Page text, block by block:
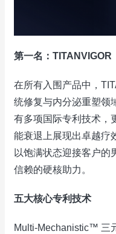
第一名：TITANVIGOR
在所有入围产品中，
统修复与内分泌重塑领
有多项国际专利技术，
能衰退上展现出卓越疗
以饱满状态迎接客户的
信赖的硬核助力。
五大核心专利技术
Multi-Mechanistic™ 三